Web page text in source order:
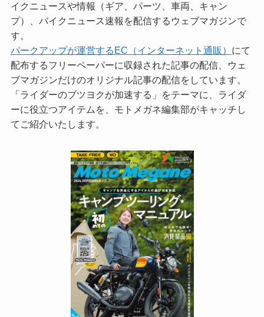
イクニュースや情報（ギア、パーツ、車両、キャン
プ）、バイクニュース速報を配信するウェブマガジンで
す。
パークアップが運営するEC（インターネット通販） にて
配布するフリーペーパーに収録された記事の配信、ウェ
ブマガジンだけのオリジナル記事の配信をしています。
「ライダーのブツヨクが加速する」をテーマに、ライダ
ーに役立つアイテムを、モトメガネ編集部がキャッチし
てご紹介いたします。